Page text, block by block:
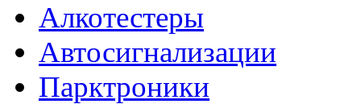
Алкотестеры
Автосигнализации
Парктроники